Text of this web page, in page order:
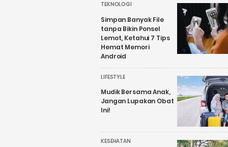
TEKNOLOGI
Simpan Banyak File
tanpa Bikin Ponsel
Lemot, Ketahui 7 Tips
Hemat Memori
Android
LIFESTYLE
Mudik Bersama Anak,
Jangan Lupakan Obat
Ini!
KESEHATAN